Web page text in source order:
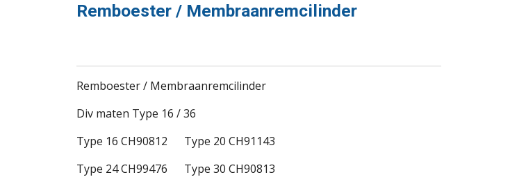
Remboester / Membraanremcilinder
Remboester / Membraanremcilinder
Div maten Type 16 / 36
Type 16 CH90812 Type 20 CH91143
Type 24 CH99476 Type 30 CH90813